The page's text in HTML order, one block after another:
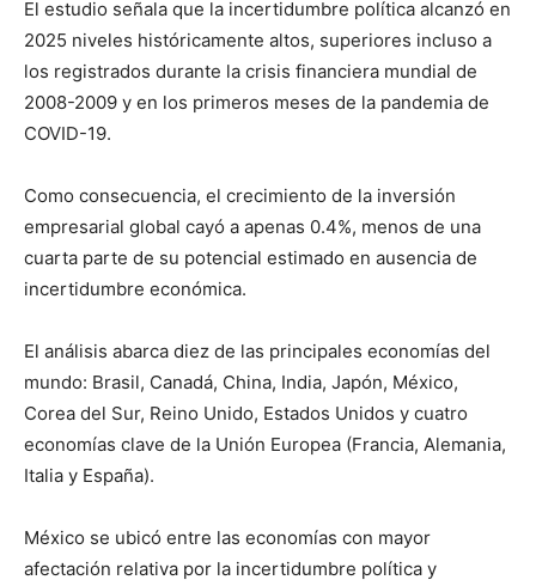
El estudio señala que la incertidumbre política alcanzó en
2025 niveles históricamente altos, superiores incluso a
los registrados durante la crisis financiera mundial de
2008-2009 y en los primeros meses de la pandemia de
COVID-19.
Como consecuencia, el crecimiento de la inversión
empresarial global cayó a apenas 0.4%, menos de una
cuarta parte de su potencial estimado en ausencia de
incertidumbre económica.
El análisis abarca diez de las principales economías del
mundo: Brasil, Canadá, China, India, Japón, México,
Corea del Sur, Reino Unido, Estados Unidos y cuatro
economías clave de la Unión Europea (Francia, Alemania,
Italia y España).
México se ubicó entre las economías con mayor
afectación relativa por la incertidumbre política y